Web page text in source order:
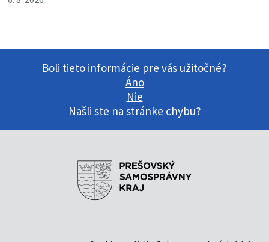
Boli tieto informácie pre vás užitočné?
Áno
Nie
Našli ste na stránke chybu?